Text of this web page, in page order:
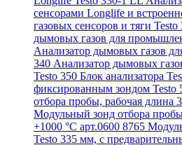
сенсорами Longlife и
газовых сенсоров и тяги
дымовых газов для
Анализатор дымовых газов
340 Анализатор дымовых
Testo 350 Блок анализатора
фиксированным зондом Testo
отбора пробы, рабочая длина
Модульный зонд отбора
+1000 °С арт.0600 8765
Testo 335 мм, с